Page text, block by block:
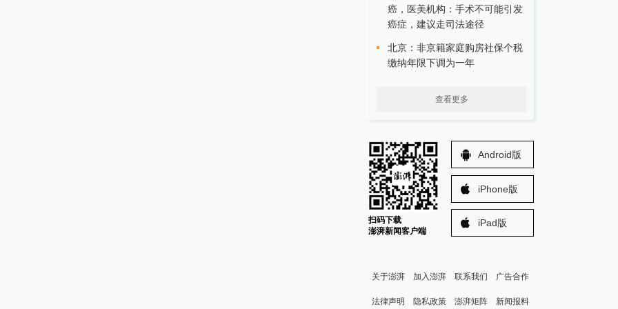
癌，医美机构：手术不可能引发
癌症，建议走司法途径
北京：非京籍家庭购房社保个税
缴纳年限下调为一年
查看更多
扫码下载
澎湃新闻客户端
Android版
iPhone版
iPad版
关于澎湃 加入澎湃 联系我们 广告合作
法律声明 隐私政策 澎湃矩阵 新闻报料